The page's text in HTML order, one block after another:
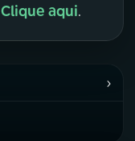
Clique aqui.
›